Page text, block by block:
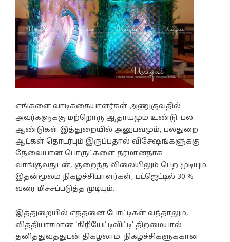
எங்களை வாடிக்கையாளர்கள் அணுகுவதில்
அவர்களுக்கு மற்றொரு ஆதாயமும் உண்டு. பல
ஆண்டுகள் இத்துறையில் அனுபவமும், பலதுறை
ஆட்கள் தொடர்பும் இருப்பதால் விசேஷங்களுக்கு
தேவையான பொருட்களை தரமானதாக
வாங்குவதுடன், குறைந்த விலையிலும் பெற முடியும்.
இதன்மூலம் நிகழ்ச்சியாளர்கள், பட்ஜெட்டில் 30 %
வரை மிச்சப்படுத்த முடியும்.
இத்துறையில் எத்தனை போட்டிகள் வந்தாலும்,
வித்தியாசமான ‘கிரியேட்டிவிட்டி’ திறமையால்
தனித்துவத்துடன் திகழலாம். நிகழ்ச்சிகளுக்கான